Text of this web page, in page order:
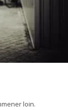
loin.